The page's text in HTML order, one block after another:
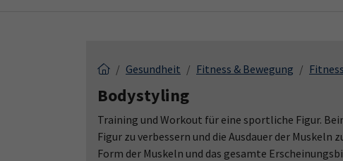
Gesundheit Fitness & Bewegung
Bodystyling
Training und Workout für eine sportliche Figur.
Figur zu verbessern und die Ausdauer der
Form der Muskeln und das gesamte